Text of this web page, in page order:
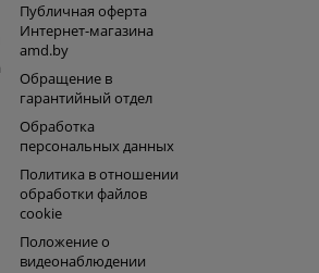
Публичная оферта
Интернет-магазина
amd.by
Обращение в
гарантийный отдел
Обработка
персональных данных
Политика в отношении
обработки файлов
cookie
Положение о
видеонаблюдении